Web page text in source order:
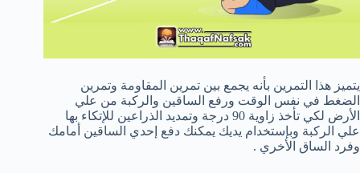
يتميز هذا التمرين بأنه يجمع بين تمرين المقاومة وتمرين
الضغط في نفس الوقت ورفع الساقين والركبة من علي
الأرض لكي تأخذ زاوية 90 درجة وتمديد الذراعين للإتكاء بها
علي الركبة وبإستخدام يديك يمكنك دفع إحدي الساقين أمامك
وفرد الساق الأخري .